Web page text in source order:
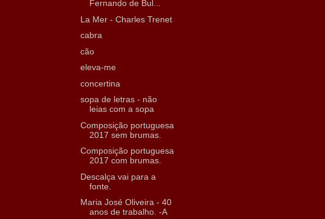
Fernando de Bul...
La Mer - Charles Trenet
cabra
cão
eleva-me
concertina
sopa de letras - não
leias com a sopa
Composição portuguesa
2017 sem brumas.
Composição portuguesa
2017 com brumas.
Descalça vai para a
fonte.
Maria José Oliveira - 40
anos de trabalho. -A